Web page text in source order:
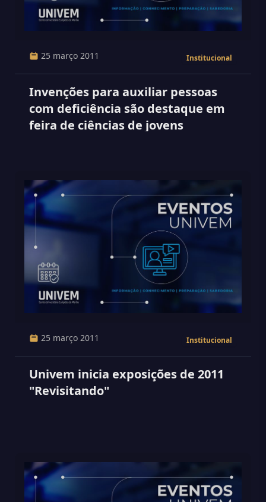
25 março 2011 Institucional
Invenções para auxiliar pessoas
com deficiência são destaque em
feira de ciências de jovens
25 março 2011 Institucional
Univem inicia exposições de 2011
"Revisitando"